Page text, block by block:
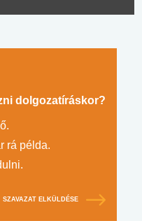
dolgozatíráskor?
rá példa.
SZAVAZAT ELKÜLDÉSE